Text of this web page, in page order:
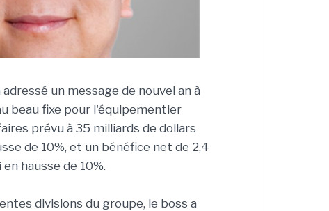
adressé un message de nouvel an à
beau fixe pour l'équipementier
prévu à 35 milliards de dollars
de 10%, et un bénéfice net de 2,4
hausse de 10%.
divisions du groupe, le boss a